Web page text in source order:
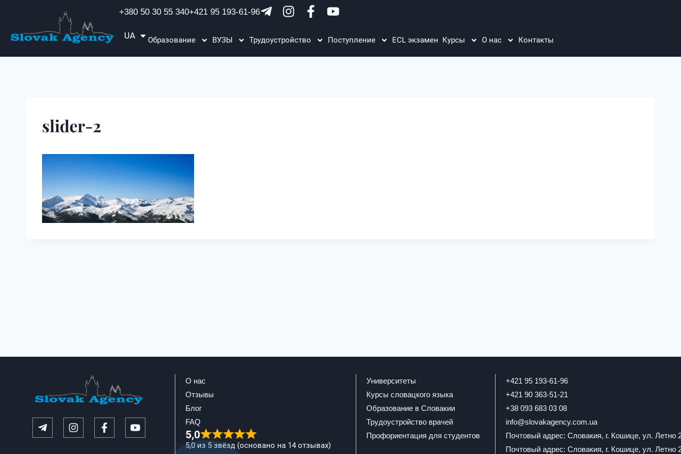
+380 50 30 55 340+421 95 193-61-96
UA
EN Образование ВУЗЫ Трудоустройство Поступление ECL экзамен Курсы О нас Контакты
slider-2
О нас
Отзывы
Блог
FAQ
5,0
5,0 из 5 звёзд (основано на 14 отзывах)
Университеты
Курсы словацкого языка
Образование в Словакии
Трудоустройство врачей
Профориентация для студентов
+421 95 193-61-96
+421 90 363-51-21
+38 093 683 03 08
info@slovakagency.com.ua
Почтовый адрес: Словакия, г. Кошице, ул. Летно
Почтовый адрес: Словакия, г. Кошице, ул. Летно